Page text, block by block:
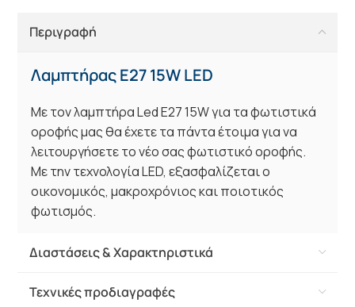
Περιγραφή
Λαμπτήρας Ε27 15W LED
Με τον λαμπτήρα Led E27 15W για τα φωτιστικά
οροφής μας θα έχετε τα πάντα έτοιμα για να
λειτουργήσετε το νέο σας φωτιστικό οροφής.
Με την τεχνολογία LED, εξασφαλίζεται ο
οικονομικός, μακροχρόνιος και ποιοτικός
φωτισμός.
Διαστάσεις & Χαρακτηριστικά
Τεχνικές προδιαγραφές